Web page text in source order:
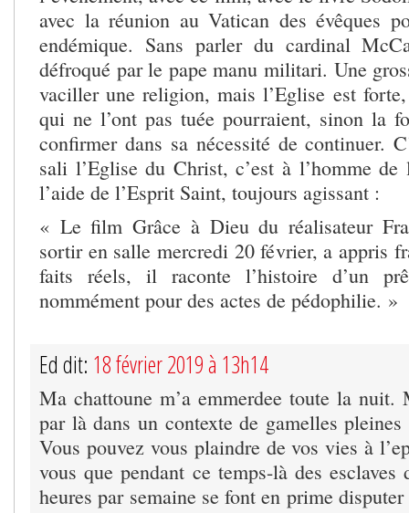
avec la réunion au Vatican des évêques
endémique. Sans parler du cardinal
défroqué par le pape manu militari. Une
vaciller une religion, mais l’Eglise est
qui ne l’ont pas tuée pourraient, sinon la
confirmer dans sa nécessité de continuer.
sali l’Eglise du Christ, c’est à l’homme de
l’aide de l’Esprit Saint, toujours agissant :
« Le film Grâce à Dieu du réalisateur
sortir en salle mercredi 20 février, a appris
faits réels, il raconte l’histoire d’un
nommément pour des actes de pédophilie. »
Ed dit: 18 février 2019 à 13h14
Ma chattoune m’a emmerdee toute la
par là dans un contexte de gamelles
Vous pouvez vous plaindre de vos vies à
vous que pendant ce temps-là des
heures par semaine se font en prime